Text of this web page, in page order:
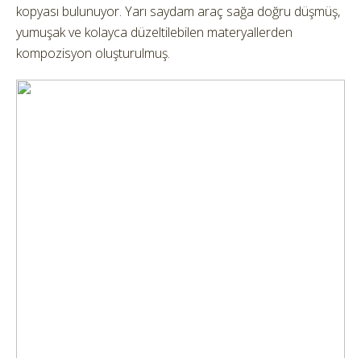
kopyası bulunuyor. Yarı saydam araç sağa doğru düşmüş,
yumuşak ve kolayca düzeltilebilen materyallerden
kompozisyon oluşturulmuş.